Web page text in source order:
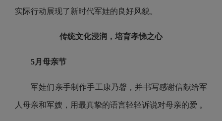
实际行动展现了新时代军娃的良好风貌。
传统文化浸润，培育孝悌之心
5月母亲节
军娃们亲手制作手工康乃馨，并书写感谢信献给军
人母亲和军嫂，用最真挚的语言轻轻诉说对母亲的爱 。